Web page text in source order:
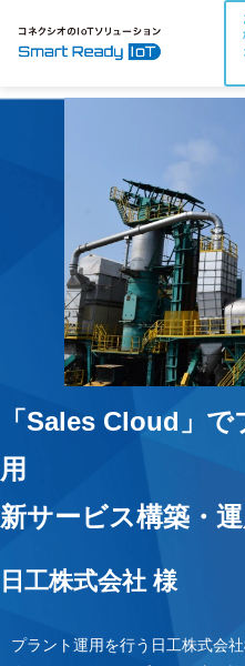
活用シーン別
コネクシ
製品
導
ブ
お役
パー
「Sales Cloud」
用
新サービス構築・
日工株式会社 様
プラント運用を行う日工株式会